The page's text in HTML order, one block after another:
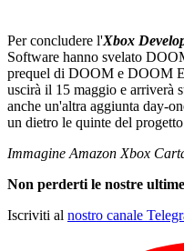
Per concludere l'Xbox
Software hanno svelato
prequel di DOOM e DOOM
uscirà il 15 maggio e arriverà
anche un'altra aggiunta day-
un dietro le quinte del
Immagine Amazon Xbox
Non perderti le nostre
Iscriviti al nostro canale